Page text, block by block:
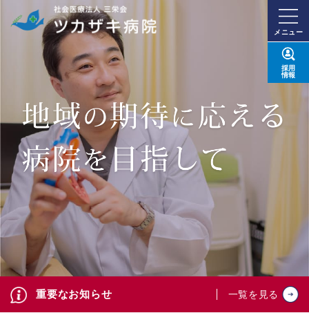
メニュー
採用
情報
重要なお知らせ 一覧を見る